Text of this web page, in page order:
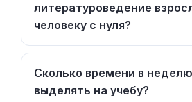
литературоведение
человеку с нуля?
Сколько времени в
выделять на учебу?